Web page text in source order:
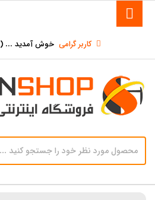
کاربر گرامی خوش آمدید ... (